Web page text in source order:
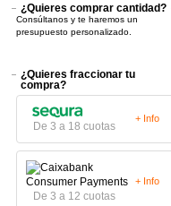
¿Quieres comprar cantidad?
Consúltanos y te haremos un
presupuesto personalizado.
¿Quieres fraccionar tu
compra?
De 3 a 18 cuotas
+ Info
De 3 a 12 cuotas
+ Info